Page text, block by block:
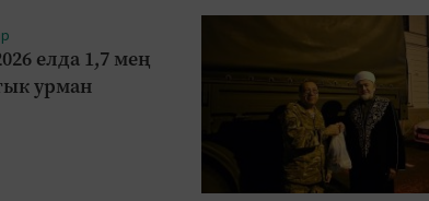
елда 1,7 мең
урман